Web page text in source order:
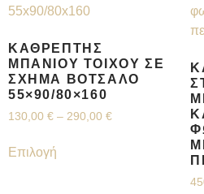
ΚΑΘΡΈΠΤΗΣ
ΜΠΆΝΙΟΥ ΤΟΊΧΟΥ ΣΕ
ΣΧΉΜΑ ΒΌΤΣΑΛΟ
55×90/80×160
130,00 € – 290,00 €
Επιλογή